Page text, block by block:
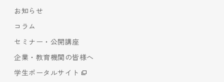
お知らせ
コラム
セミナー・公開講座
企業・教育機関の皆様へ
学生ポータルサイト